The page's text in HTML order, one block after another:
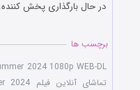
در حال بارگذاری پخش
برچسب ها
2024 1080p WEB-DL
تماشای آنلاین فیلم Monster Summer 2024